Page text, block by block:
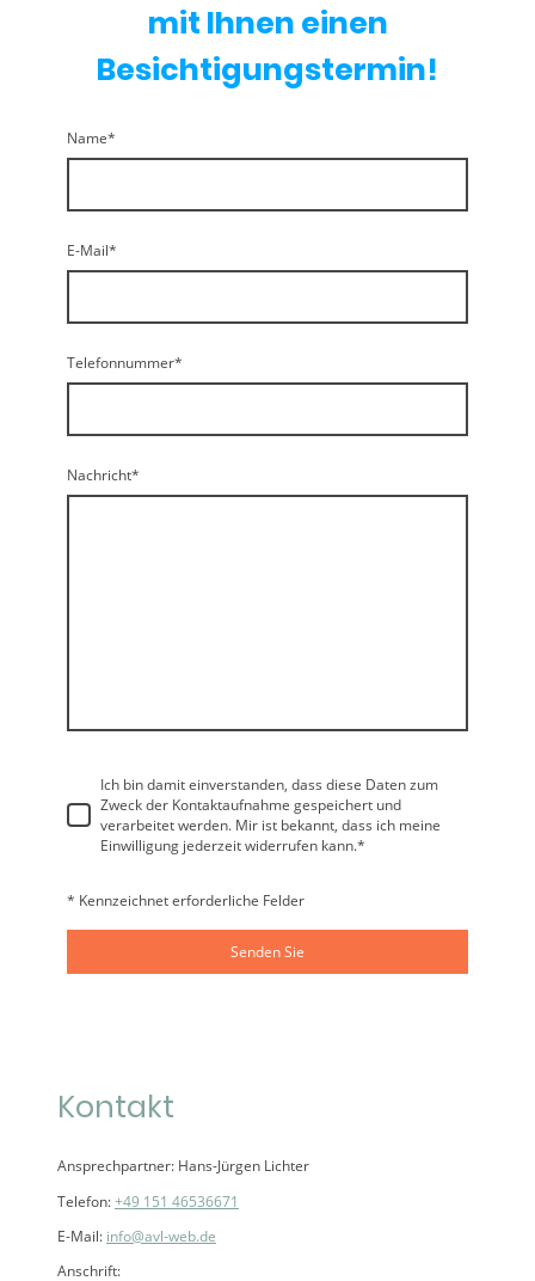
mit Ihnen einen
Besichtigungstermin!
Name*
E-Mail*
Telefonnummer*
Nachricht*
Ich bin damit einverstanden, dass diese Daten zum
Zweck der Kontaktaufnahme gespeichert und
verarbeitet werden. Mir ist bekannt, dass ich meine
Einwilligung jederzeit widerrufen kann.*
* Kennzeichnet erforderliche Felder
Senden Sie
Kontakt
Ansprechpartner: Hans-Jürgen Lichter
Telefon:+49 151 46536671
E-Mail: info@avl-web.de
Anschrift: